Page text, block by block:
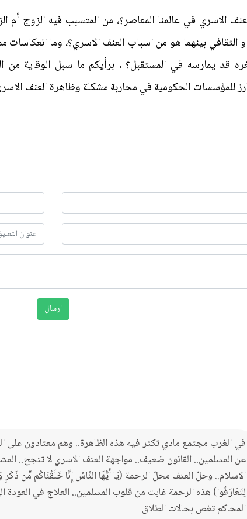
الاسري في عالمنا المعاصر؟، من المتسبب فيه الزوج أم
الثقافي بينهما هو من اسباب العنف الاسري؟، وما
قد يمارسه في المستقبل؟ ، برأيكم ما سبل الوقاية
للمؤسسات الحكومية في محاربة مشكلة وظاهرة العنف
في الغرب مجتمع مادي تكثر فيه هذه الظاهرة.. وهم معتادون على
عن المسلمين.. القانون ضعيف.. مواجهة العنف الاسري لا تنجح..
الاسلام.. وحلّ العنف محلّ الرحمة (يَا أَيُّهَا النَّاسُ إِنَّا خَلَقْنَاكُم مِّن
لِتَعَارَفُوا) هذه الرحمة غابت من قلوب المسلمين.. العلاج في
المحاكم تغص بحالات الطلاق